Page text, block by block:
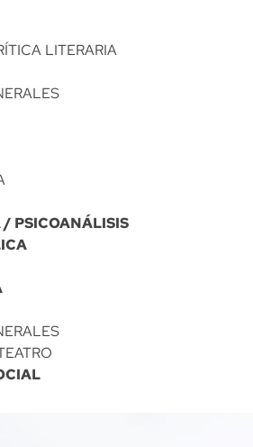
LITERARIA
/ PSICOANÁLISIS